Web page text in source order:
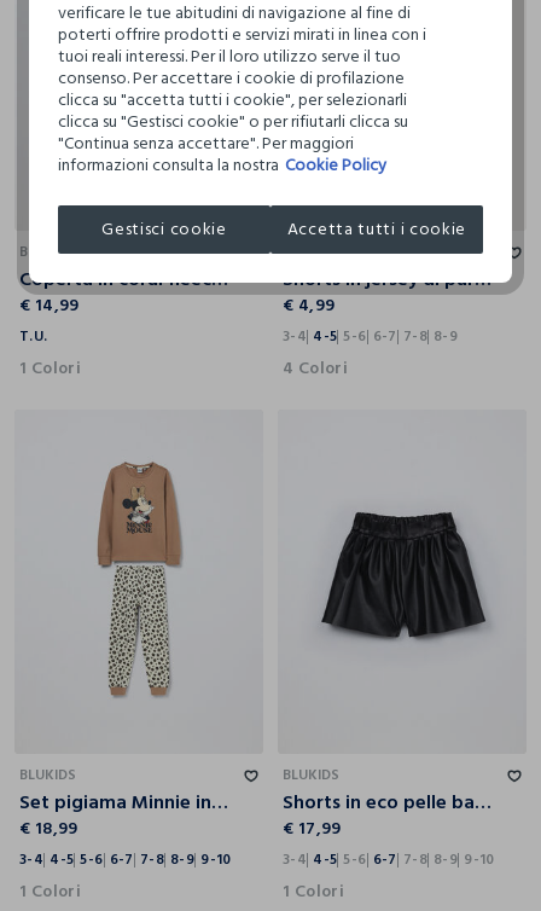
BLUKIDS
Coperta in coral fleece neonato
€ 14,99
T.U.
1 Colori
3-4 4-5 5-6 6-7 7-8 8-9
BLUKIDS
Shorts in jersey di puro cotone bambina
€ 4,99
3-4 4-5 5-6 6-7 7-8 8-9
4 Colori
BLUKIDS
Set pigiama Minnie in interlock di puro cotone bambina
€ 18,99
3-4 4-5 5-6 6-7 7-8 8-9 9-10
1 Colori
BLUKIDS
Shorts in eco pelle bambina
€ 17,99
3-4 4-5 5-6 6-7 7-8 8-9 9-10
1 Colori
verificare le tue abitudini di navigazione al fine di
poterti offrire prodotti e servizi mirati in linea con i
tuoi reali interessi. Per il loro utilizzo serve il tuo
consenso. Per accettare i cookie di profilazione
clicca su "accetta tutti i cookie", per selezionarli
clicca su "Gestisci cookie" o per rifiutarli clicca su
"Continua senza accettare". Per maggiori
informazioni consulta la nostra Cookie Policy
Gestisci cookie Accetta tutti i cookie